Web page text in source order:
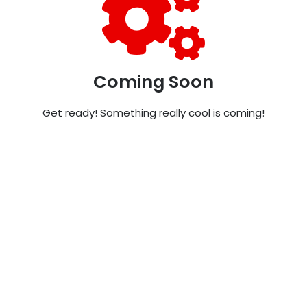
Coming Soon
Get ready! Something really cool is coming!